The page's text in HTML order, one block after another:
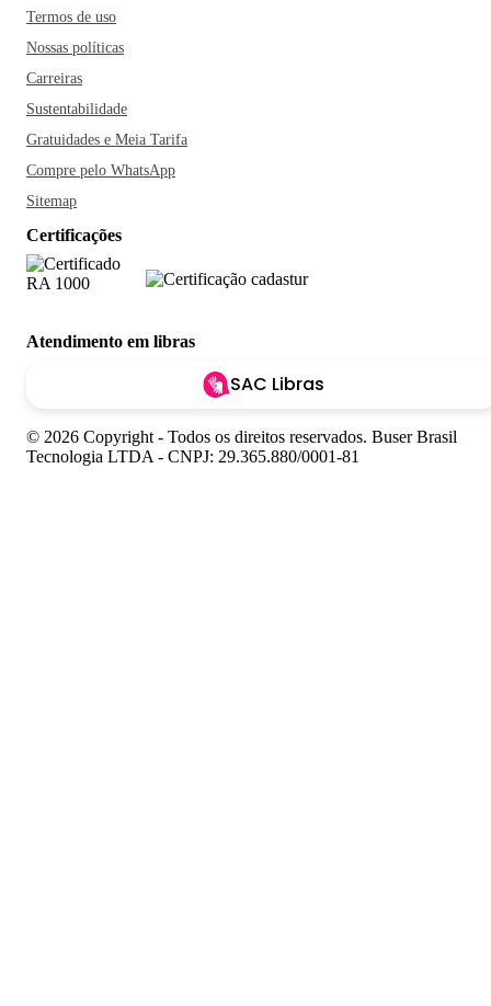
Termos de uso
Nossas políticas
Carreiras
Sustentabilidade
Gratuidades e Meia Tarifa
Compre pelo WhatsApp
Sitemap
Certificações
Atendimento em libras
SAC Libras
© 2026 Copyright - Todos os direitos reservados. Buser Brasil
Tecnologia LTDA - CNPJ: 29.365.880/0001-81